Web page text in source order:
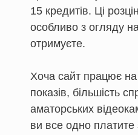
15 кредитів. Ці
особливо з огляду
отримуєте.
Хоча сайт працює на
показів, більшість
аматорських
ви все одно платите